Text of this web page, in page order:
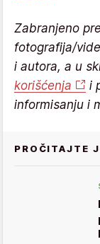
Zabranjeno
fotografija/
i autora, a u
korišćenja
i
informisanju i
PROČITAJTE